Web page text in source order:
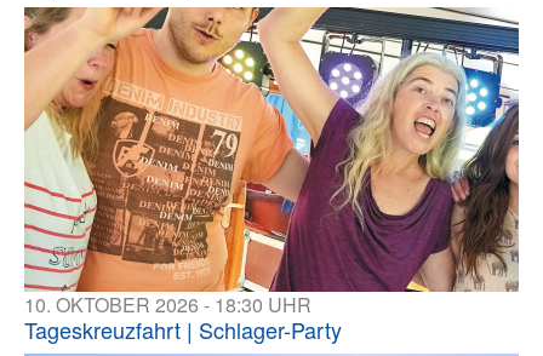
10. OKTOBER 2026 - 18:30 UHR
Tageskreuzfahrt | Schlager-Party